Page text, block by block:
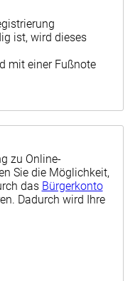
ist, wird dieses
mit einer Fußnote
zu Online-
Sie die Möglichkeit,
das Bürgerkonto
Dadurch wird Ihre